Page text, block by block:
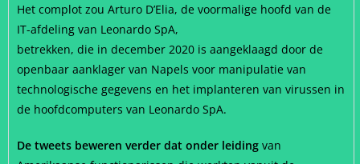
Het complot zou Arturo D’Elia, de voormalige hoofd van de
IT-afdeling van Leonardo SpA,
betrekken, die in december 2020 is aangeklaagd door de
openbaar aanklager van Napels voor manipulatie van
technologische gegevens en het implanteren van virussen in
de hoofdcomputers van Leonardo SpA.
De tweets beweren verder dat onder leiding van